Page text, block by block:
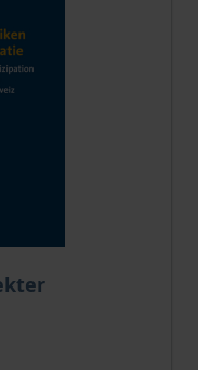
chosen on the